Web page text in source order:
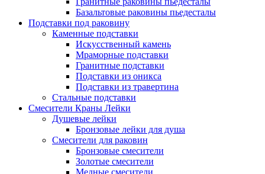
Базальтовые раковины пьедесталы
Подставки под раковину
Каменные подставки
Искусственный камень
Мраморные подставки
Гранитные подставки
Подставки из оникса
Подставки из травертина
Стальные подставки
Смесители Краны Лейки
Душевые лейки
Бронзовые лейки для душа
Смесители для раковин
Бронзовые смесители
Золотые смесители
Медные смесители